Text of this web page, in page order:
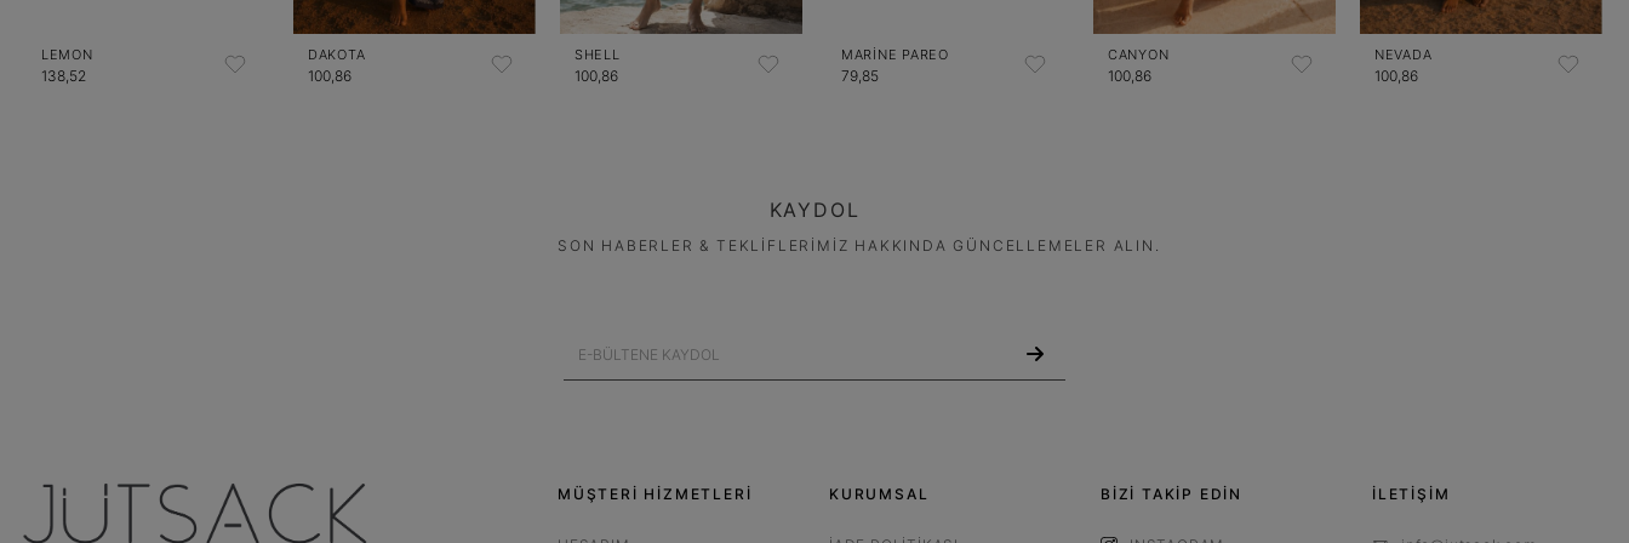
LEMON
138,52
DAKOTA
100,86
SHELL
100,86
MARINE PAREO
79,85
CANYON
100,86
NEVADA
100,86
KAYDOL
SON HABERLER & TEKLİFLERİMİZ HAKKINDA GÜNCELLEMELER ALIN.
MÜŞTERİ HİZMETLERİ KURUMSAL BİZİ TAKİP EDİN İLETİŞİM